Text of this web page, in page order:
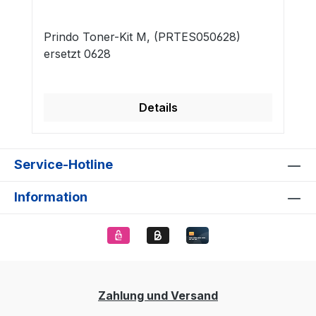
Prindo Toner-Kit M, (PRTES050628)
ersetzt 0628
Details
Service-Hotline
Information
Zahlung und Versand